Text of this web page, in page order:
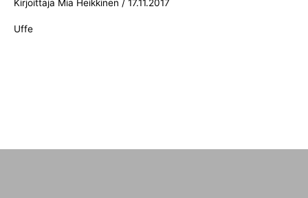
Kirjoittaja Mia Heikkinen / 17.11.2017
Uffe